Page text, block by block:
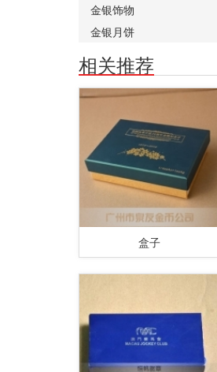
金银饰物
金银月饼
相关推荐
盒子